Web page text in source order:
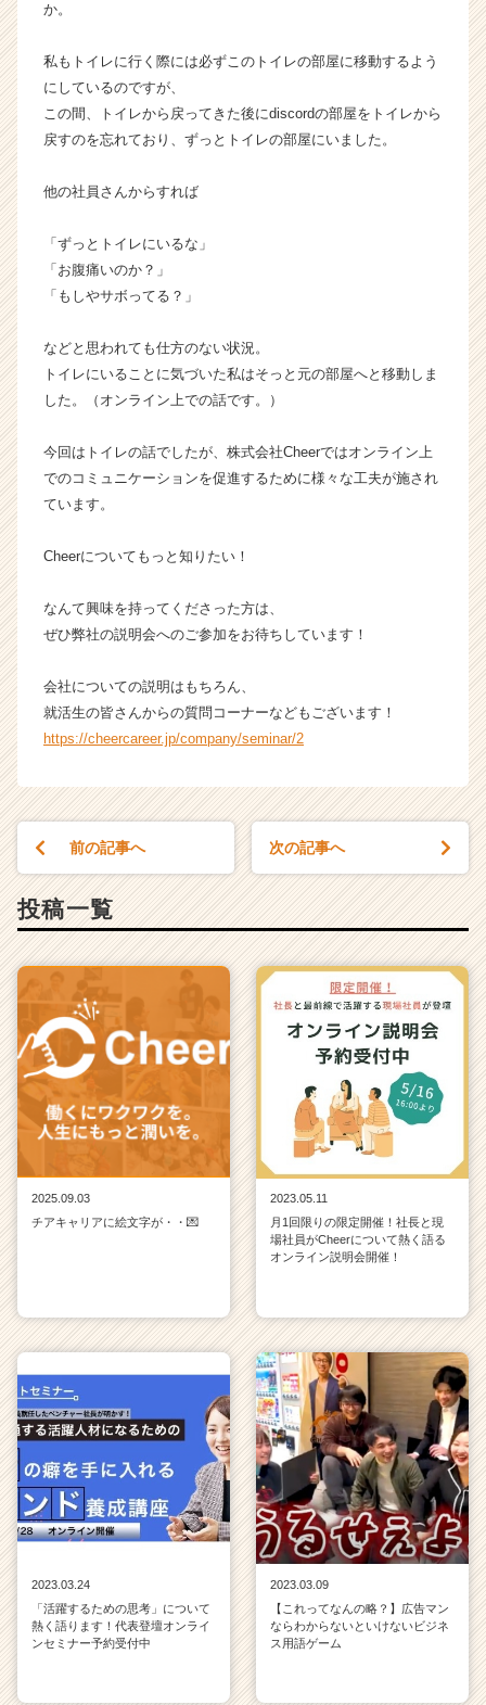
活
ト
チ
キ
リ
h
e
r
C
e
e
か。
私もトイレに行く際には必ずこのトイレの部屋に移動するよう
にしているのですが、
この間、トイレから戻ってきた後にdiscordの部屋をトイレから
戻すのを忘れており、ずっとトイレの部屋にいました。
他の社員さんからすれば
「ずっとトイレにいるな」
「お腹痛いのか？」
「もしやサボってる？」
などと思われても仕方のない状況。
トイレにいることに気づいた私はそっと元の部屋へと移動しま
した。（オンライン上での話です。）
今回はトイレの話でしたが、株式会社Cheerではオンライン上
でのコミュニケーションを促進するために様々な工夫が施され
ています。
Cheerについてもっと知りたい！
なんて興味を持ってくださった方は、
ぜひ弊社の説明会へのご参加をお待ちしています！
会社についての説明はもちろん、
就活生の皆さんからの質問コーナーなどもございます！
https://cheercareer.jp/company/seminar/2
前の記事へ 次の記事へ
投稿一覧
2025.09.03
チアキャリアに絵文字が・・💌
2023.05.11
月1回限りの限定開催！社長と現
場社員がCheerについて熱く語る
オンライン説明会開催！
2023.03.24
「活躍するための思考」について
熱く語ります！代表登壇オンライ
ンセミナー予約受付中
2023.03.09
【これってなんの略？】広告マン
ならわからないといけないビジネ
ス用語ゲーム